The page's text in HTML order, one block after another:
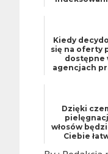
Kiedy
się na oferty
dostępne
agencjach
Dzięki
włosów
Ciebie